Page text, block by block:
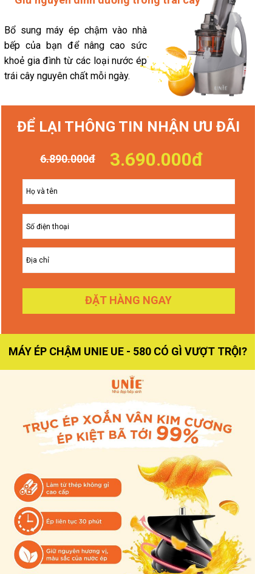
Bổ sung máy ép chậm vào nhà
bếp của bạn để nâng cao sức
khoẻ gia đình từ các loại nước ép
trái cây nguyên chất mỗi ngày.
6.890.000đ 3.690.000đ
ĐẶT HÀNG NGAY
ĐỂ LẠI THÔNG TIN NHẬN ƯU ĐÃI
ÉP KIỆT BÃ 99%, GIỮ NGUYÊN
CHẤT DINH DƯỠNG
MÁY ÉP CHẬM UNIE UE - 580 CÓ GÌ VƯỢT TRỘI?
Làm từ thép không
30 phút